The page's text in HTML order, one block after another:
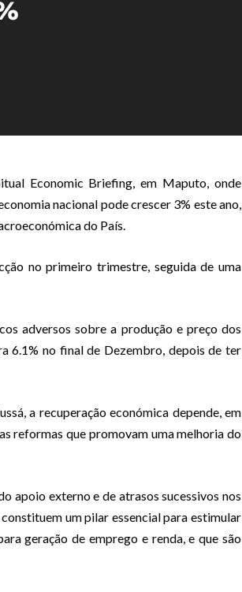
Economic Briefing, em Maputo, onde
nacional pode crescer 3% este ano,
do País.
no primeiro trimestre, seguida de uma
adversos sobre a produção e preço dos
6.1% no final de Dezembro, depois de ter
a recuperação económica depende, em
reformas que promovam uma melhoria do
apoio externo e de atrasos sucessivos nos
um pilar essencial para estimular
geração de emprego e renda, e que são